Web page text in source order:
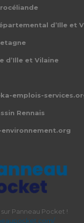
d’Ille et
d’Ille et Vilaine
emplois-
Rennais
Panneau Pocket !